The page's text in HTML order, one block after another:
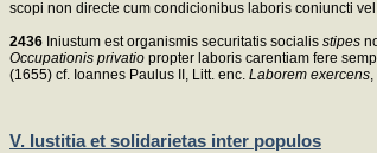
scopi non directe cum condicionibus laboris coniuncti
2436 Iniustum est organismis securitatis socialis stipes
Occupationis privatio propter laboris carentiam fere
(1655) cf. Ioannes Paulus II, Litt. enc. Laborem exercens
V. Iustitia et solidarietas inter populos